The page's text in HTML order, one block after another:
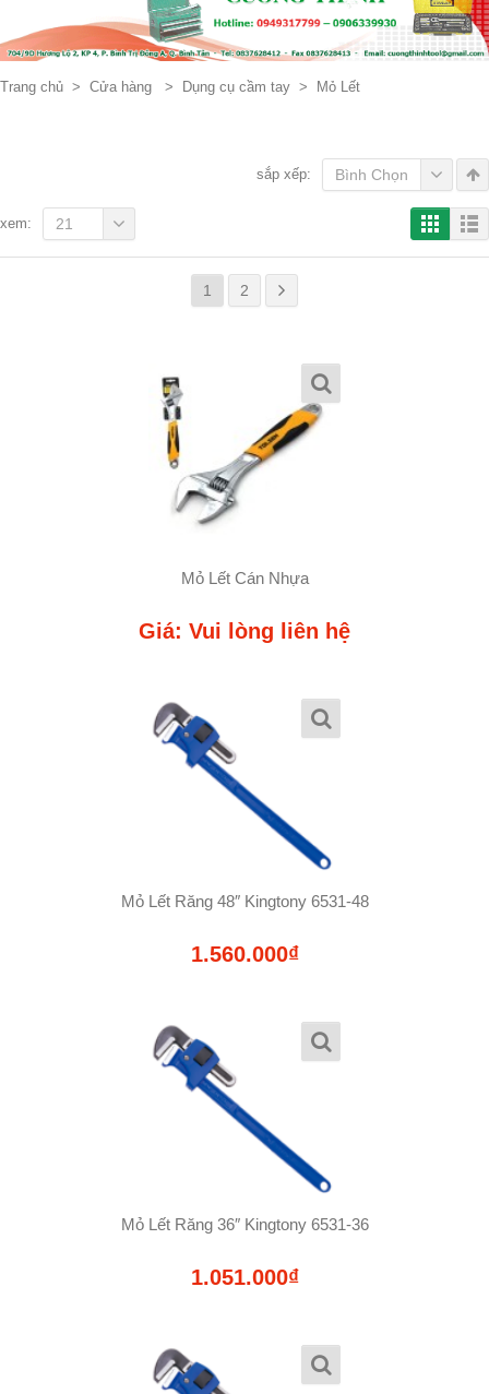
Trang chủ > Cửa hàng > Dụng cụ cầm tay > Mỏ Lết
sắp xếp: Bình Chọn
1 2
xem: 21
Mỏ Lết Cán Nhựa
Giá: Vui lòng liên hệ
Mỏ Lết Răng 48″ Kingtony 6531-48
1.560.000₫
Mỏ Lết Răng 36″ Kingtony 6531-36
1.051.000₫